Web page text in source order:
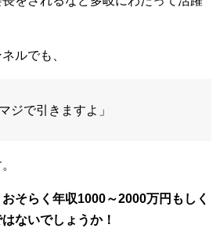
ルでも、
ジで引きますよ」
そらく年収1000～2000万円もしく
ないでしょうか！